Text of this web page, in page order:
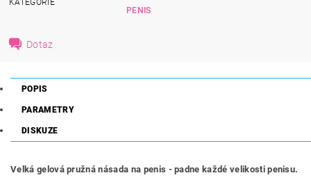
PENIS
Dotaz
POPIS
PARAMETRY
DISKUZE
Velká gelová pružná násada na penis - padne každé velikosti penisu.